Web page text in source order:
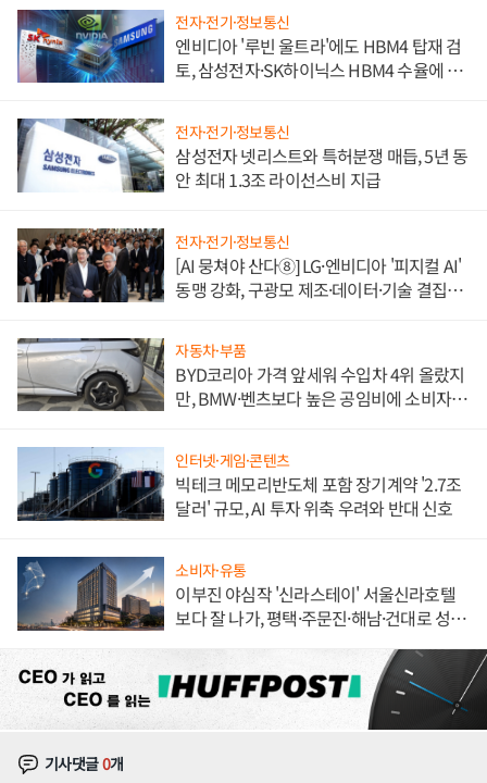
전자·전기·정보통신
엔비디아 '루빈 울트라'에도 HBM4 탑재 검
토, 삼성전자·SK하이닉스 HBM4 수율에 주
전자·전기·정보통신
삼성전자 넷리스트와 특허분쟁 매듭, 5년 동
안 최대 1.3조 라이선스비 지급
전자·전기·정보통신
[AI 뭉쳐야 산다⑧] LG·엔비디아 '피지컬 AI'
동맹 강화, 구광모 제조·데이터·기술 결집
자동차·부품
BYD코리아 가격 앞세워 수입차 4위 올랐지
만, BMW·벤츠보다 높은 공임비에 소비자
인터넷·게임·콘텐츠
빅테크 메모리반도체 포함 장기계약 '2.7조
달러' 규모, AI 투자 위축 우려와 반대 신호
소비자·유통
이부진 야심작 '신라스테이' 서울신라호텔
보다 잘 나가, 평택·주문진·해남·건대로 성
기사댓글0개